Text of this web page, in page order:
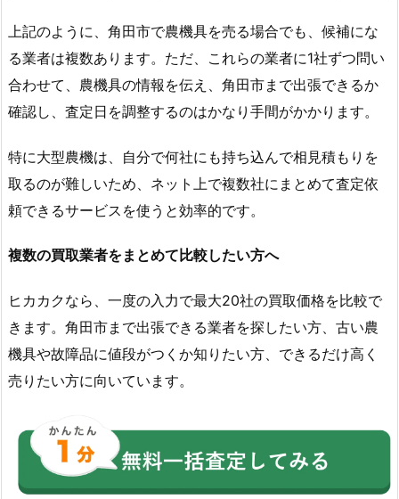
上記のように、角田市で農機具を売る場合でも、候補にな
る業者は複数あります。ただ、これらの業者に1社ずつ問い
合わせて、農機具の情報を伝え、角田市まで出張できるか
確認し、査定日を調整するのはかなり手間がかかります。
特に大型農機は、自分で何社にも持ち込んで相見積もりを
取るのが難しいため、ネット上で複数社にまとめて査定依
頼できるサービスを使うと効率的です。
複数の買取業者をまとめて比較したい方へ
ヒカカクなら、一度の入力で最大20社の買取価格を比較で
きます。角田市まで出張できる業者を探したい方、古い農
機具や故障品に値段がつくか知りたい方、できるだけ高く
売りたい方に向いています。